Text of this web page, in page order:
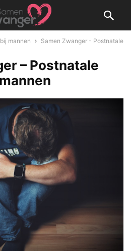
mannen
Samen Zwanger - Postnatale
– Postnatale